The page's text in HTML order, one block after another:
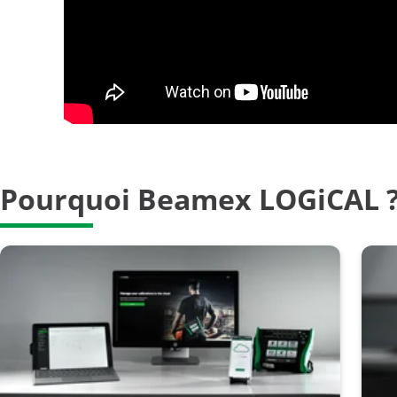
Pourquoi Beamex LOGiCAL